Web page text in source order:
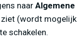
naar Algemene
ziet (wordt mogelijk
schakelen.